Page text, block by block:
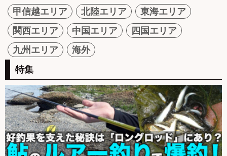
甲信越エリア
北陸エリア
東海エリア
関西エリア
中国エリア
四国エリア
九州エリア
海外
特集